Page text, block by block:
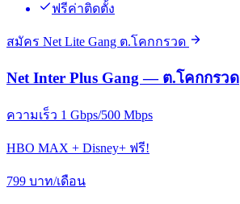
ฟรีค่าติดตั้ง
สมัคร Net Lite Gang ต.โคกกรวด
Net Inter Plus Gang — ต.โคกกรวด
ความเร็ว 1 Gbps/500 Mbps
HBO MAX + Disney+ ฟรี!
799 บาท/เดือน